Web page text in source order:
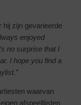
hij zijn gevarieerde
enjoyed
no surprise that I
I hope you find a
waarvan
afspeellijsten